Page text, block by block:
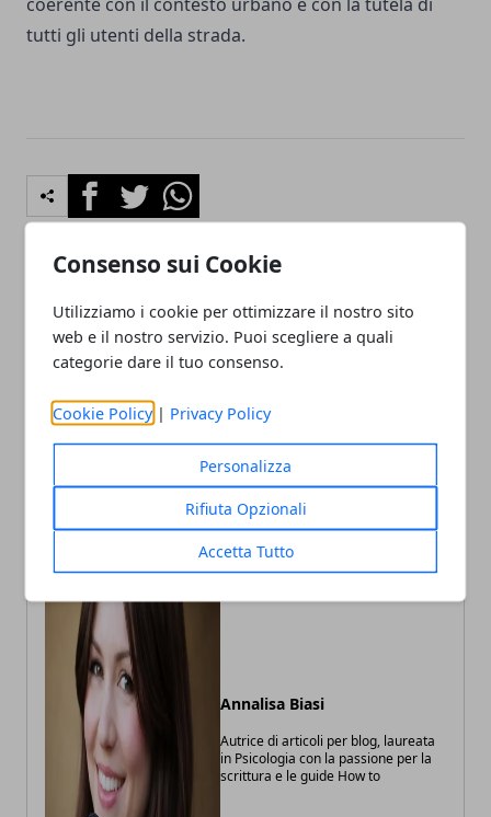
Consenso sui Cookie
Utilizziamo i cookie per ottimizzare il nostro sito
web e il nostro servizio. Puoi scegliere a quali
categorie dare il tuo consenso.
Cookie Policy | Privacy Policy
Personalizza
Rifiuta Opzionali
Accetta Tutto
tutti gli utenti della strada.
FacebookTwitterWhatsapp
Articolo Precedente
Bologna, sospesa per 15
giorni l’attività di un locale
Articolo Successivo
Odore acre nelle province
di Ravenna e Forlì-Cesena:
Annalisa Biasi
Autrice di articoli per blog, laureata
in Psicologia con la passione per la
scrittura e le guide How to